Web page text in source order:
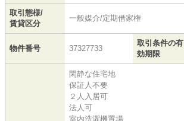
取引態様/
賃貸区分
一般媒介/定期借家権
物件番号 37327733
取引条件の有
効期限
閑静な住宅地
保証人不要
２人入居可
法人可
室内洗濯機置場